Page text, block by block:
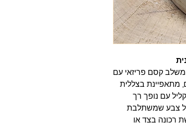
קסם פריזאי עם
מתאפיינת בצללית
עם נופך רך
של צבע שמשתלבת
רכונה בצד או